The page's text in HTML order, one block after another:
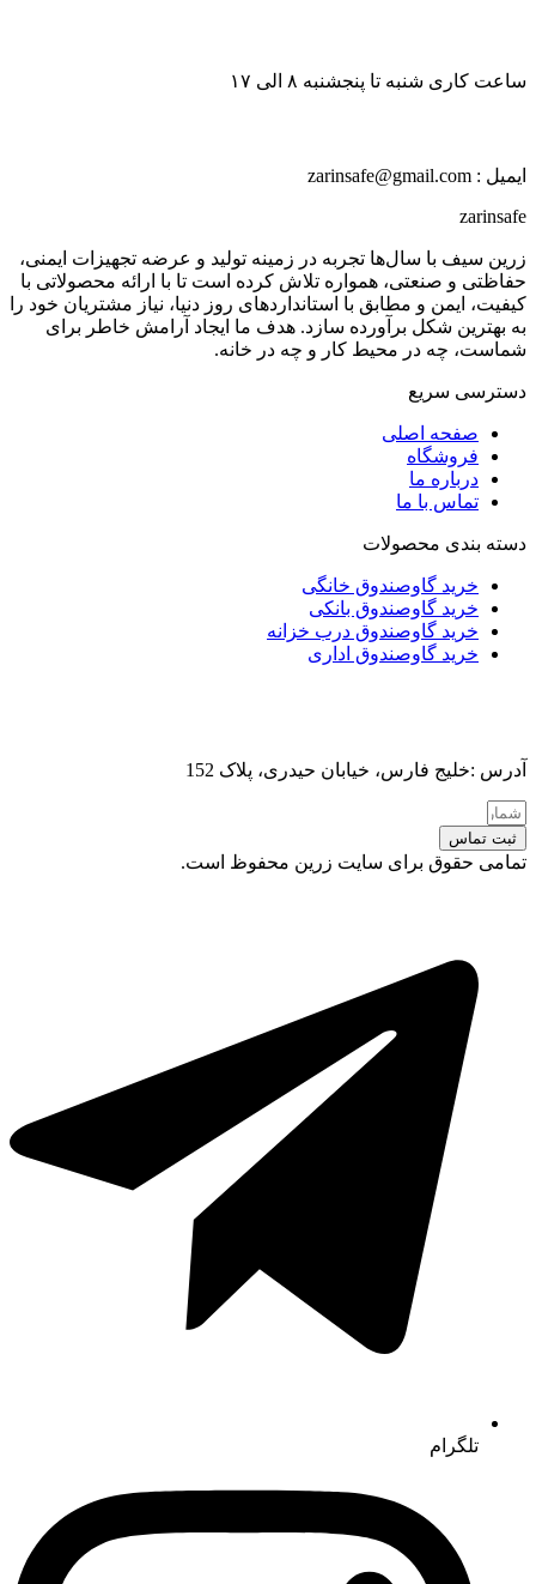
ساعت کاری شنبه تا پنجشنبه ۸ الی ۱۷
ایمیل : zarinsafe@gmail.com
zarinsafe
زرین سیف با سال‌ها تجربه در زمینه تولید و عرضه تجهیزات ایمنی،
حفاظتی و صنعتی، همواره تلاش کرده است تا با ارائه محصولاتی با
کیفیت، ایمن و مطابق با استانداردهای روز دنیا، نیاز مشتریان خود را
به بهترین شکل برآورده سازد. هدف ما ایجاد آرامش خاطر برای
شماست، چه در محیط کار و چه در خانه.
دسترسی سریع
صفحه اصلی
فروشگاه
درباره ما
تماس با ما
دسته بندی محصولات
خرید گاوصندوق خانگی
خرید گاوصندوق بانکی
خرید گاوصندوق درب خزانه
خرید گاوصندوق اداری
آدرس :خلیج فارس، خیابان حیدری، پلاک 152
ثبت تماس
تمامی حقوق برای سایت زرین محفوظ است.
تلگرام